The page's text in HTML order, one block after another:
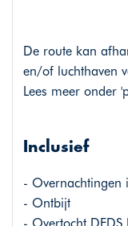
De route kan
en/of luchthaven
Lees meer onder
Inclusief
- Overnachtingen
- Ontbijt